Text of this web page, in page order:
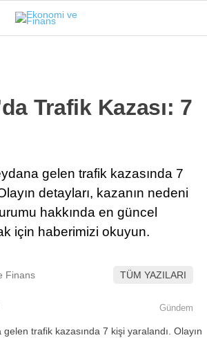
İSTANBUL
Trafik Kazası: 7
gelen trafik kazasında 7
detayları, kazanın nedeni
hakkında en güncel
için haberimizi okuyun.
Finans TÜM YAZILARI
Gündem